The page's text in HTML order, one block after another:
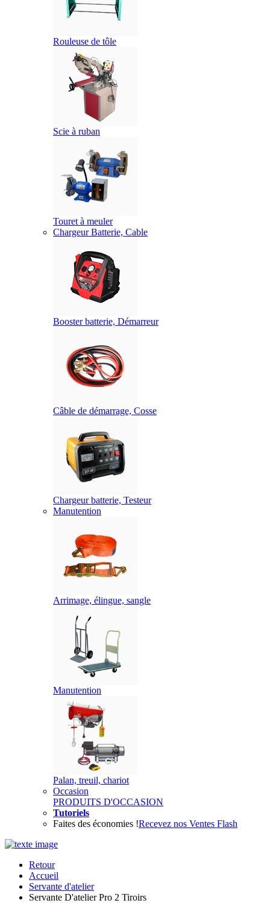
Rouleuse de tôle
Scie à ruban
Touret à meuler
Chargeur Batterie, Cable
Booster batterie, Démarreur
Câble de démarrage, Cosse
Chargeur batterie, Testeur
Manutention
Arrimage, élingue, sangle
Manutention
Palan, treuil, chariot
Occasion
PRODUITS D'OCCASION
Tutoriels
Faites des économies !Recevez nos Ventes Flash
Retour
Accueil
Servante d'atelier
Servante D'atelier Pro 2 Tiroirs